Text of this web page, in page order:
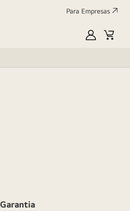
Para Empresas
MyLGCart
Garantia